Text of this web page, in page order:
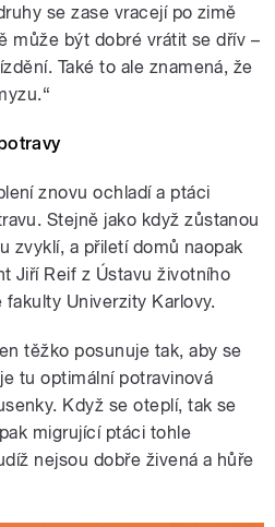
se zase vracejí po zimě
může být dobré vrátit se dřív –
Také to ale znamená, že
znovu ochladí a ptáci
Stejně jako když zůstanou
zvyklí, a přiletí domů naopak
Jiří Reif z Ústavu životního
Univerzity Karlovy.
těžko posunuje tak, aby se
tu optimální potravinová
Když se oteplí, tak se
migrující ptáci tohle
nejsou dobře živená a hůře